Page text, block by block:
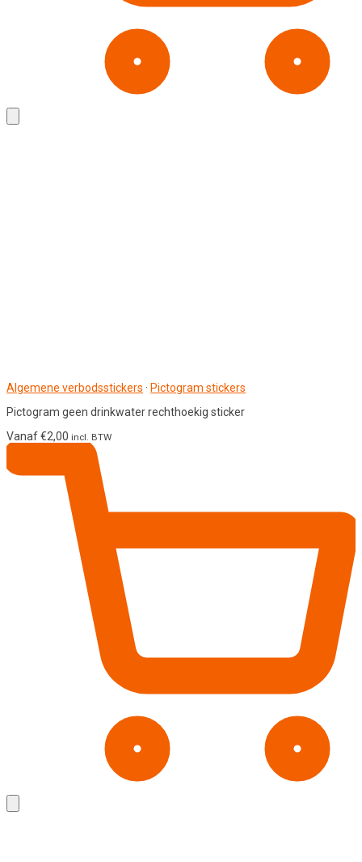
Algemene verbodsstickers · Pictogram stickers
Pictogram geen drinkwater rechthoekig sticker
Vanaf€2,00 incl. BTW